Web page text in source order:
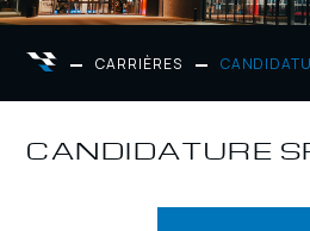
CARRIÈRES
CANDIDATURE